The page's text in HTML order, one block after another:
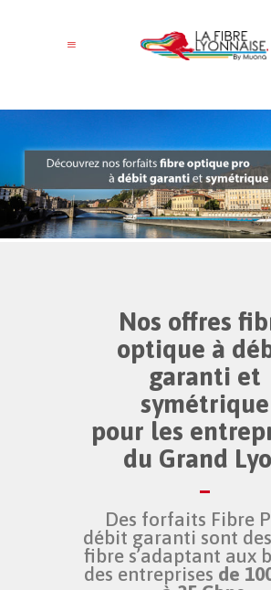
Nos offres
optique à
garanti et
symétrique
pour les
du Grand
Des forfaits Fibre
débit garanti sont
fibre s’adaptant aux
des entreprises de